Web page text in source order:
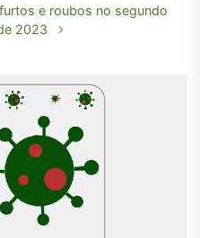
e roubos no segundo
2023